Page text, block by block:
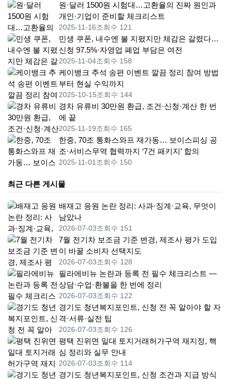
원·달러 1500원 시험대…고환율의 진짜 원인과
개인·기업이 준비할 체크리스트
2025-11-16조회수 121
민생 쿠폰, 내수엔 불 지폈지만 체감은 갈렸다…
신청 97.5%·자영업 폐업 부담은 여전
2025-11-04조회수 158
케이뱅크 추석 송편 이벤트 깔끔 정리 참여 방법
부터 현실 수익까지
2025-10-15조회수 144
경차 유류비 30만원 환급, 조건·신청·계산 한 번
에 끝
2025-11-19조회수 165
한중, 70조 통화스와프 재가동… 보이스피싱 공
조·서비스무역 협력까지 ‘7건 패키지’ 합의
2025-11-01조회수 150
최근 다른 게시물
배재고 응원 논란 정리: 사과·징계·교육, 무엇이
남았나
2026-07-03조회수 151
7월 전기차 보조금 기준 변경, 제조사 평가 도입
이 바꿀 소비자 선택지도
2026-07-03조회수 128
필라에비뉴 논란과 등록 전 필수 체크리스트 —
상담·수업·환불을 한 번에 정리
2026-07-03조회수 122
경기도 청년복지포인트, 신청 전 꼭 알아야 할 자
격·서류·실전 팁
2026-07-03조회수 126
평택 진위면 일대 토지거래허가구역 재지정, 핵
심 정리와 실무 안내
2026-07-03조회수 114
경기도 청년복지포인트, 신청 조건과 지급 방식